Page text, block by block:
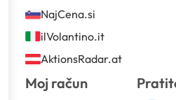
NajCena.si
ilVolantino.it
AktionsRadar.at
Moj račun